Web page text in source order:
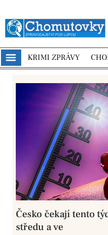
KRIMI ZPRÁVY
Česko čekají tento
středu a ve